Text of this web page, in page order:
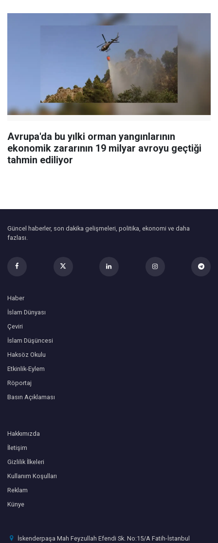
Avrupa'da bu yılki orman yangınlarının
ekonomik zararının 19 milyar avroyu geçtiği
tahmin ediliyor
Güncel haberler, son dakika gelişmeleri, politika, ekonomi ve daha
fazlası.
Haber
İslam Dünyası
Çeviri
İslam Düşüncesi
Haksöz Okulu
Etkinlik-Eylem
Röportaj
Basın Açıklaması
Hakkımızda
İletişim
Gizlilik İlkeleri
Kullanım Koşulları
Reklam
Künye
İskenderpaşa Mah Feyzullah Efendi Sk. No:15/A Fatih-İstanbul